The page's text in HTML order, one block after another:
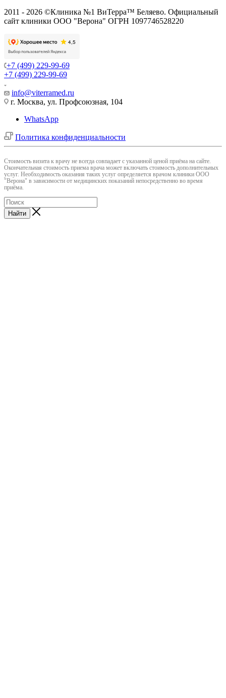
2011 - 2026 ©Клиника №1 ВиТерра™ Беляево. Официальный
сайт клиники ООО "Верона" ОГРН 1097746528220
+7 (499) 229-99-69
+7 (499) 229-99-69
info@viterramed.ru
г. Москва, ул. Профсоюзная, 104
WhatsApp
Политика конфиденциальности
Cтоимость визита к врачу не всегда совпадает с указанной ценой приёма на сайте.
Окончательная стоимость приема врача может включать стоимость дополнительных
услуг. Необходимость оказания таких услуг определяется врачом клиники ООО
"Верона" в зависимости от медицинских показаний непосредственно во время
приёма.
Найти